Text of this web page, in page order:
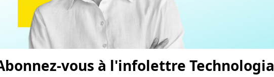
vous à l'infolettre Technologia